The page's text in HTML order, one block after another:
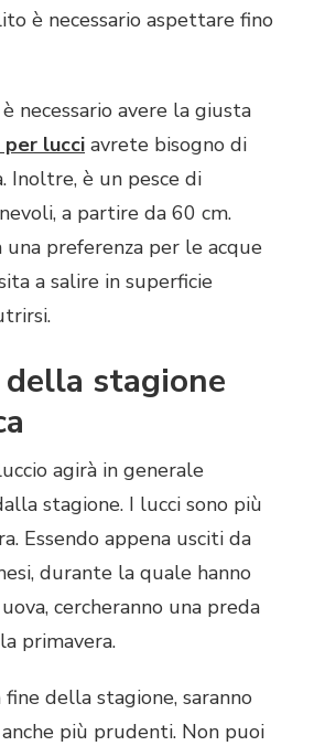
è necessario aspettare fino
necessario avere la giusta
per lucci avrete bisogno di
Inoltre, è un pesce di
a partire da 60 cm.
una preferenza per le acque
a salire in superficie
della stagione
agirà in generale
stagione. I lucci sono più
Essendo appena usciti da
durante la quale hanno
cercheranno una preda
primavera.
della stagione, saranno
più prudenti. Non puoi